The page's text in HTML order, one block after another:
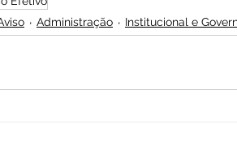
Administração Institucional e